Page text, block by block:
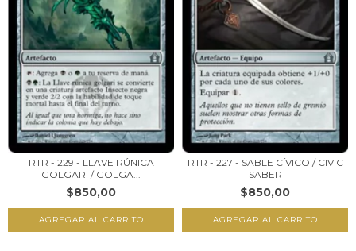
RTR - 229 - LLAVE RÚNICA
GOLGARI / GOLGA...
$850,00
RTR - 227 - SABLE CÍVICO / CIVIC
SABER
$850,00